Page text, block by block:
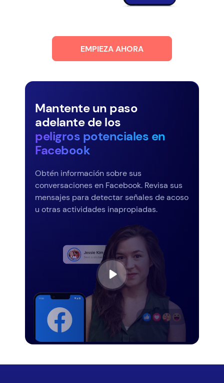
EMPIEZA AHORA
Mantente un paso
adelante de los
peligros potenciales en
Facebook
Obtén información sobre sus
conversaciones en Facebook. Revisa sus
mensajes para detectar señales de acoso
u otras actividades inapropiadas.